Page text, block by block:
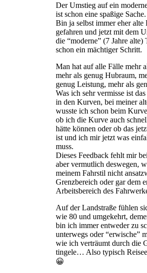
Der Umstieg auf ein
ist schon eine spaßige Sache.
Bin ja selbst immer eher alte
gefahren und jetzt mit dem
die “moderne” (7 Jahre alte)
schon ein mächtiger Schritt.
Man hat auf alle Fälle mehr
mehr als genug Hubraum,
genug Leistung, mehr als
Was ich sehr vermisse ist
in den Kurven, bei meiner
wusste ich schon beim
ob ich die Kurve auch
hätte können oder ob das
ist und ich mir jetzt was
muss.
Dieses Feedback fehlt mir
aber vermutlich deswegen,
meinem Fahrstil nicht
Grenzbereich oder gar dem
Arbeitsbereich des
Auf der Landstraße fühlen
wie 80 und umgekehrt,
bin ich immer entweder zu
unterwegs oder “erwische”
wie ich verträumt durch die
tingele… Also typisch
😀